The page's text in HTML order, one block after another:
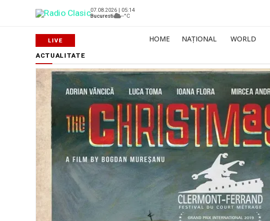
07.08.2026 | 05:14
Bucuresti
--°C
HOME NAȚIONAL WORLD
ACTUALITATE